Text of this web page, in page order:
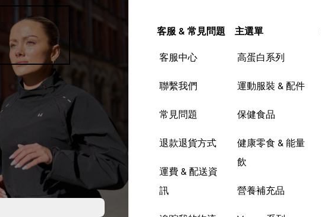
客服 & 常見問題
客服中心
聯繫我們
常見問題
退款退貨方式
運費 & 配送資
訊
主選單
高蛋白系列
運動服裝 & 配件
保健食品
健康零食 & 能量
飲
營養補充品